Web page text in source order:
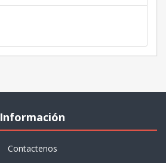
Información
Contactenos